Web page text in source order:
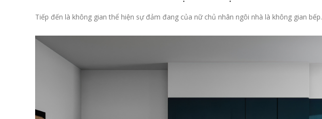
Tiếp đến là không gian thể hiện sự đảm đang của nữ chủ nhân ngôi nhà là không gian bếp.